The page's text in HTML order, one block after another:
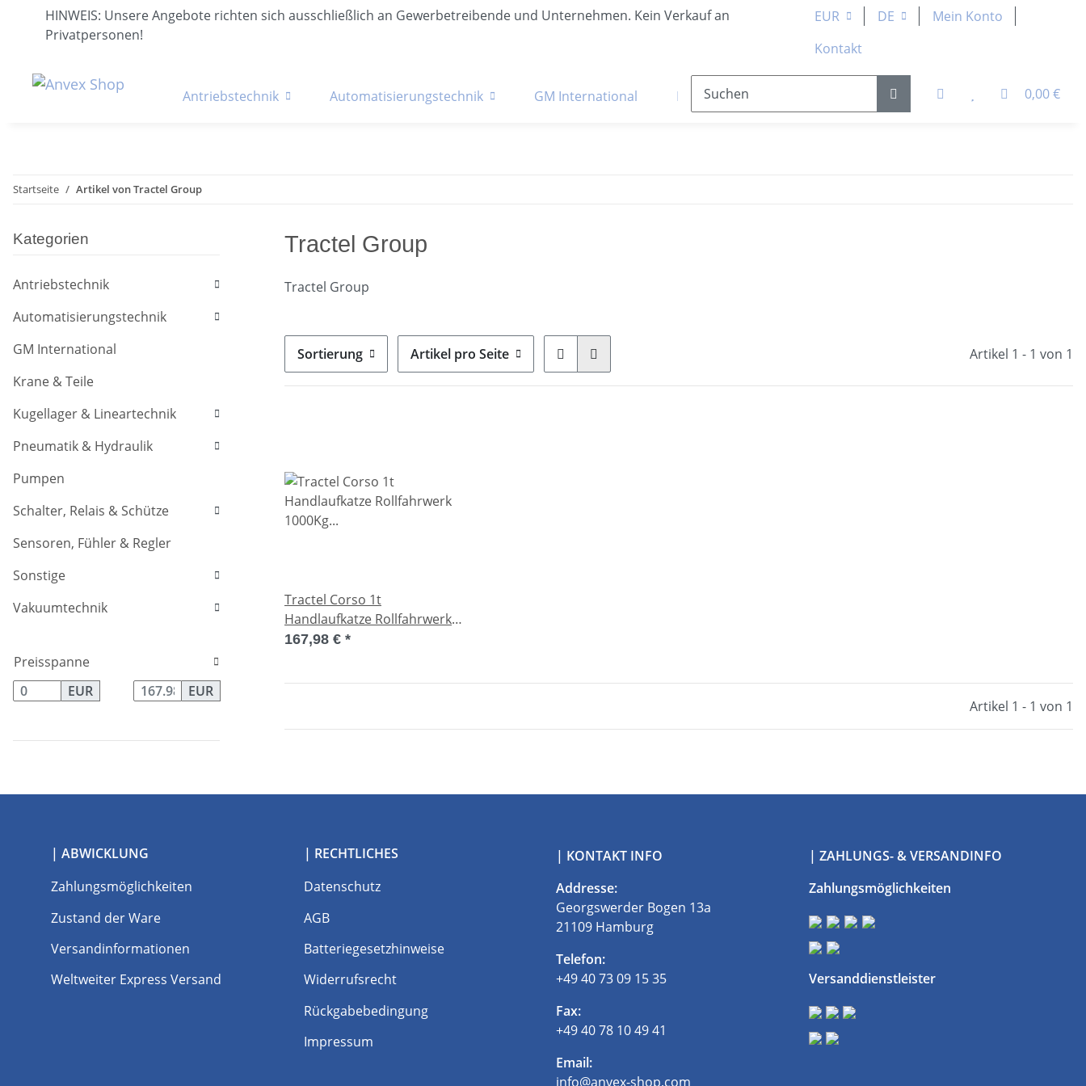
EUR DE
Mein Konto
Kontakt
HINWEIS: Unsere Angebote richten sich ausschließlich an Gewerbetreibende und Unternehmen. Kein Verkauf an
Privatpersonen!
0,00 €
Antriebstechnik Automatisierungstechnik GM International Krane & Teile Kugellager & Lineartechnik Pneumatik
Startseite Artikel von Tractel Group
Tractel Group
Tractel Group
Sortierung Artikel pro Seite Artikel 1 - 1 von 1
Tractel Corso 1t
Handlaufkatze Rollfahrwerk
1000Kg 64-188mm Used
167,98 € *
Artikel 1 - 1 von 1
Kategorien
Antriebstechnik
Automatisierungstechnik
GM International
Krane & Teile
Kugellager & Lineartechnik
Pneumatik & Hydraulik
Pumpen
Schalter, Relais & Schütze
Sensoren, Fühler & Regler
Sonstige
Vakuumtechnik
Preisspanne
EUR
EUR
| ABWICKLUNG
Zahlungsmöglichkeiten
Zustand der Ware
Versandinformationen
Weltweiter Express Versand
| RECHTLICHES
Datenschutz
AGB
Batteriegesetzhinweise
Widerrufsrecht
Rückgabebedingung
Impressum
| KONTAKT INFO
Addresse:
Georgswerder Bogen 13a
21109 Hamburg
Telefon:
+49 40 73 09 15 35
Fax:
+49 40 78 10 49 41
Email:
info@anvex-shop.com
| ZAHLUNGS- & VERSANDINFO
Zahlungsmöglichkeiten
Versanddienstleister